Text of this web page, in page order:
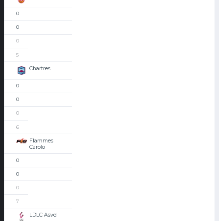
0
0
0
5
Chartres
0
0
0
6
Flammes
Carolo
0
0
0
7
LDLC Asvel